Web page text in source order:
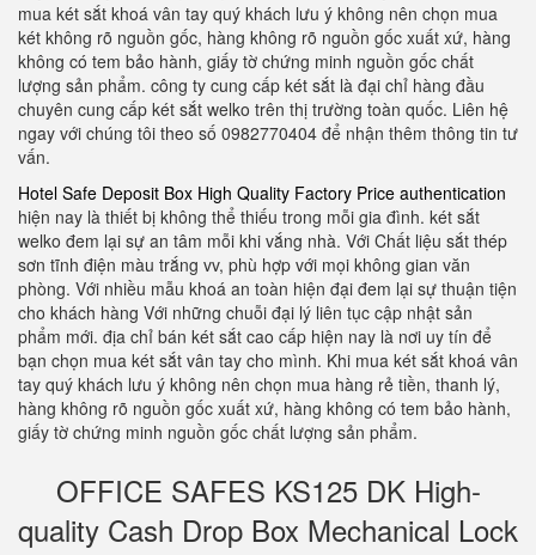
mua két sắt khoá vân tay quý khách lưu ý không nên chọn mua
két không rõ nguồn gốc, hàng không rõ nguồn gốc xuất xứ, hàng
không có tem bảo hành, giấy tờ chứng minh nguồn gốc chất
lượng sản phẩm. công ty cung cấp két sắt là đại chỉ hàng đầu
chuyên cung cấp két sắt welko trên thị trường toàn quốc. Liên hệ
ngay với chúng tôi theo số 0982770404 để nhận thêm thông tin tư
vấn.
Hotel Safe Deposit Box High Quality Factory Price authentication
hiện nay là thiết bị không thể thiếu trong mỗi gia đình. két sắt
welko đem lại sự an tâm mỗi khi vắng nhà. Với Chất liệu sắt thép
sơn tĩnh điện màu trắng vv, phù hợp với mọi không gian văn
phòng. Với nhiều mẫu khoá an toàn hiện đại đem lại sự thuận tiện
cho khách hàng Với những chuỗi đại lý liên tục cập nhật sản
phẩm mới. địa chỉ bán két sắt cao cấp hiện nay là nơi uy tín để
bạn chọn mua két sắt vân tay cho mình. Khi mua két sắt khoá vân
tay quý khách lưu ý không nên chọn mua hàng rẻ tiền, thanh lý,
hàng không rõ nguồn gốc xuất xứ, hàng không có tem bảo hành,
giấy tờ chứng minh nguồn gốc chất lượng sản phẩm.
OFFICE SAFES KS125 DK High-
quality Cash Drop Box Mechanical Lock